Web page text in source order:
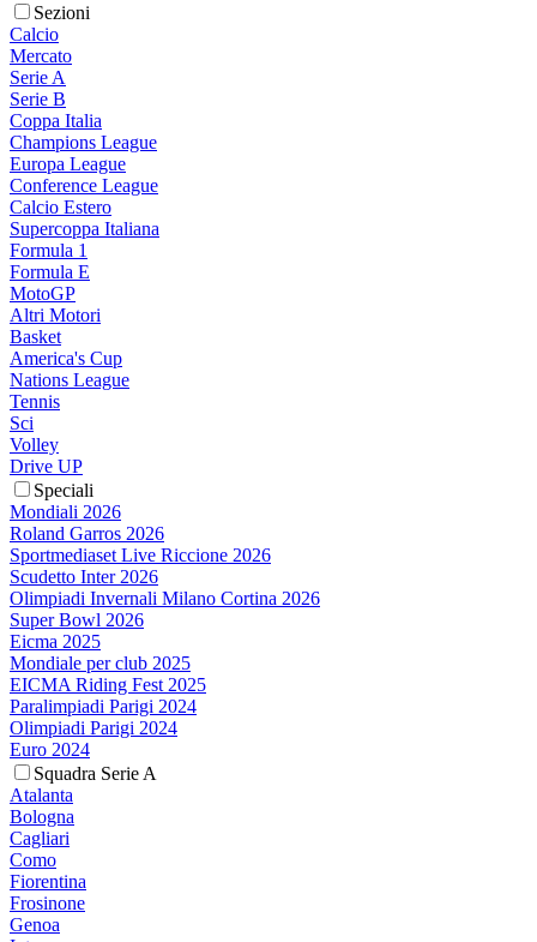
Sezioni
Calcio
Mercato
Serie A
Serie B
Coppa Italia
Champions League
Europa League
Conference League
Calcio Estero
Supercoppa Italiana
Formula 1
Formula E
MotoGP
Altri Motori
Basket
America's Cup
Nations League
Tennis
Sci
Volley
Drive UP
Speciali
Mondiali 2026
Roland Garros 2026
Sportmediaset Live Riccione 2026
Scudetto Inter 2026
Olimpiadi Invernali Milano Cortina 2026
Super Bowl 2026
Eicma 2025
Mondiale per club 2025
EICMA Riding Fest 2025
Paralimpiadi Parigi 2024
Olimpiadi Parigi 2024
Euro 2024
Squadra Serie A
Atalanta
Bologna
Cagliari
Como
Fiorentina
Frosinone
Genoa